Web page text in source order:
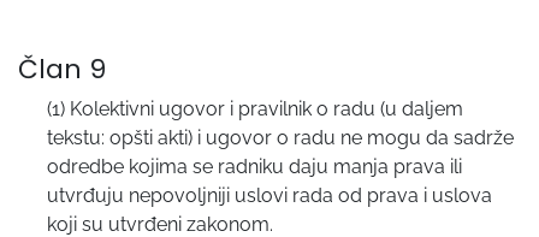
Član 9
(1) Kolektivni ugovor i pravilnik o radu (u daljem
tekstu: opšti akti) i ugovor o radu ne mogu da sadrže
odredbe kojima se radniku daju manja prava ili
utvrđuju nepovoljniji uslovi rada od prava i uslova
koji su utvrđeni zakonom.